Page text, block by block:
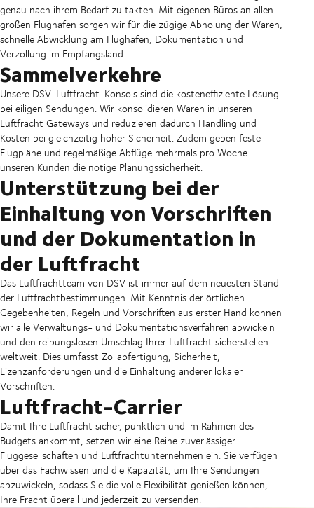
genau nach ihrem Bedarf zu takten. Mit eigenen Büros an allen
großen Flughäfen sorgen wir für die zügige Abholung der Waren,
schnelle Abwicklung am Flughafen, Dokumentation und
Verzollung im Empfangsland.
Sammelverkehre
Unsere DSV-Luftfracht-Konsols sind die kosteneffiziente Lösung
bei eiligen Sendungen. Wir konsolidieren Waren in unseren
Luftfracht Gateways und reduzieren dadurch Handling und
Kosten bei gleichzeitig hoher Sicherheit. Zudem geben feste
Flugpläne und regelmäßige Abflüge mehrmals pro Woche
unseren Kunden die nötige Planungssicherheit.
Unterstützung bei der
Einhaltung von Vorschriften
und der Dokumentation in
der Luftfracht
Das Luftfrachtteam von DSV ist immer auf dem neuesten Stand
der Luftfrachtbestimmungen. Mit Kenntnis der örtlichen
Gegebenheiten, Regeln und Vorschriften aus erster Hand können
wir alle Verwaltungs- und Dokumentationsverfahren abwickeln
und den reibungslosen Umschlag Ihrer Luftfracht sicherstellen –
weltweit. Dies umfasst Zollabfertigung, Sicherheit,
Lizenzanforderungen und die Einhaltung anderer lokaler
Vorschriften.
Luftfracht-Carrier
Damit Ihre Luftfracht sicher, pünktlich und im Rahmen des
Budgets ankommt, setzen wir eine Reihe zuverlässiger
Fluggesellschaften und Luftfrachtunternehmen ein. Sie verfügen
über das Fachwissen und die Kapazität, um Ihre Sendungen
abzuwickeln, sodass Sie die volle Flexibilität genießen können,
Ihre Fracht überall und jederzeit zu versenden.